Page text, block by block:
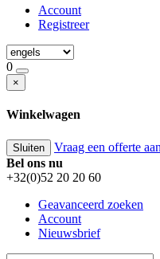
Account
Registreer
0
×
Winkelwagen
Sluiten Vraag een offerte aan
Bel ons nu
+32(0)52 20 20 60
Geavanceerd zoeken
Account
Nieuwsbrief